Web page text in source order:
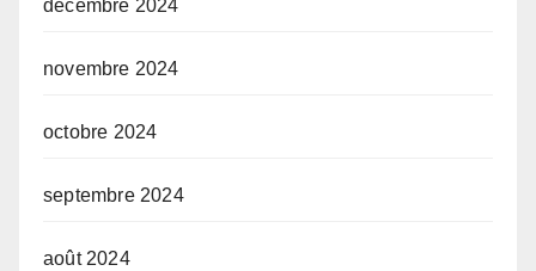
décembre 2024
novembre 2024
octobre 2024
septembre 2024
août 2024